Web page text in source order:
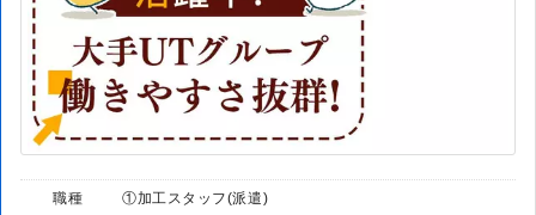
職種 ①加工スタッフ(派遣)